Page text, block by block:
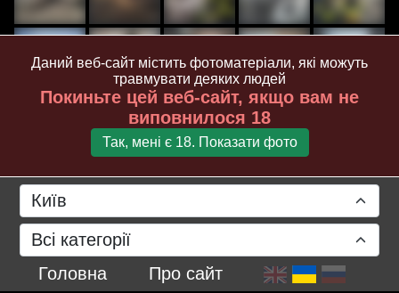
21 березня 2024 р.
Київ
Всі категорії
Головна
Про сайт
Даний веб-сайт містить фотоматеріали, які можуть
травмувати деяких людей
Покиньте цей веб-сайт, якщо вам не
виповнилося 18
Так, мені є 18. Показати фото